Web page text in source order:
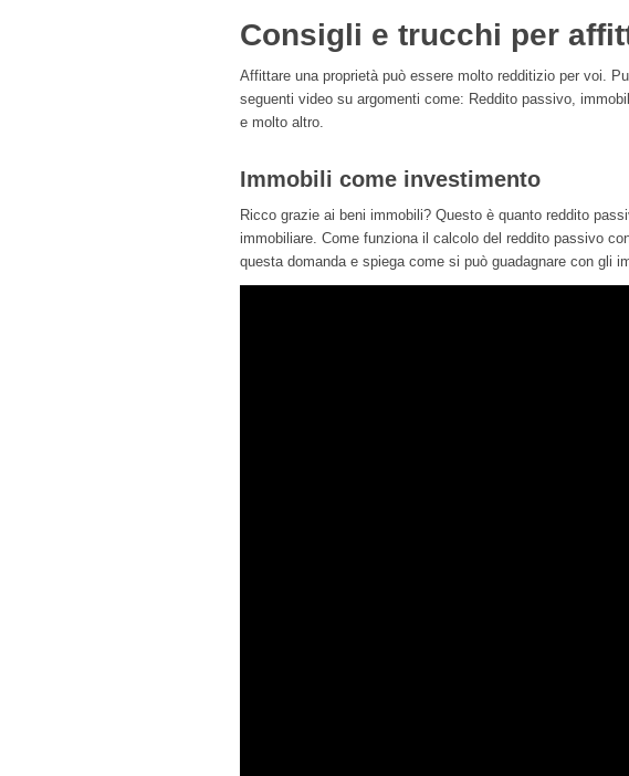
Consigli e trucchi per
Affittare una proprietà può essere molto redditizio per voi.
seguenti video su argomenti come: Reddito passivo,
e molto altro.
Immobili come investimento
Ricco grazie ai beni immobili? Questo è quanto reddito
immobiliare. Come funziona il calcolo del reddito passivo
questa domanda e spiega come si può guadagnare con gli